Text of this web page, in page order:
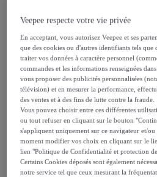
Veepee respecte votre vie privée
En acceptant, vous autorisez Veepee et ses
que des cookies ou d'autres identifiants tels que
traiter vos données à caractère personnel
commandes et les informations renseignées
vous proposer des publicités personnalisées
télévision) et en mesurer la performance,
des ventes et à des fins de lutte contre la fraude.
Vous pouvez choisir entre ces différentes
ou tout refuser en cliquant sur le bouton
s'appliquent uniquement sur ce navigateur et/
moment modifier vos choix en cliquant sur le
lien "Politique de Confidentialité et protection
Certains Cookies déposés sont également
notre service tel que ceux mesurant la